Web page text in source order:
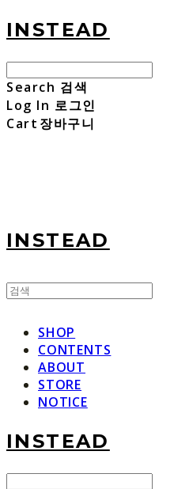
INSTEAD
Search 검색
Log In 로그인
Cart 장바구니
INSTEAD
SHOP
CONTENTS
ABOUT
STORE
NOTICE
INSTEAD